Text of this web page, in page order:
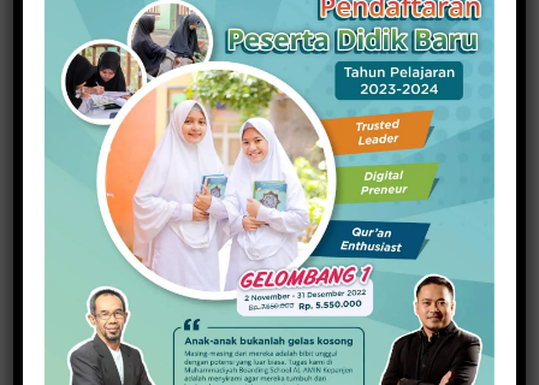
Guru Honorer Kini, Masih Terseok di Jalan
Panjang ‘Mimpi’ Kesejahterannya!